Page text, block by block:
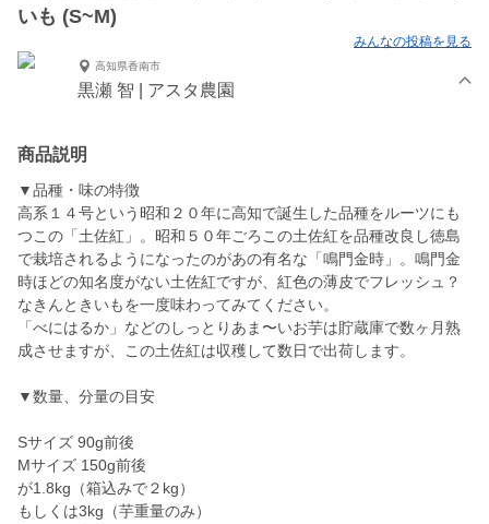
いも (S~M)
みんなの投稿を見る
高知県香南市
黒瀬 智 | アスタ農園
商品説明
▼品種・味の特徴
高系１４号という昭和２０年に高知で誕生した品種をルーツにも
つこの「土佐紅」。昭和５０年ごろこの土佐紅を品種改良し徳島
で栽培されるようになったのがあの有名な「鳴門金時」。鳴門金
時ほどの知名度がない土佐紅ですが、紅色の薄皮でフレッシュ？
なきんときいもを一度味わってみてください。
「べにはるか」などのしっとりあま〜いお芋は貯蔵庫で数ヶ月熟
成させますが、この土佐紅は収穫して数日で出荷します。
▼数量、分量の目安
Sサイズ 90g前後
Mサイズ 150g前後
が1.8kg（箱込みで２kg）
もしくは3kg（芋重量のみ）